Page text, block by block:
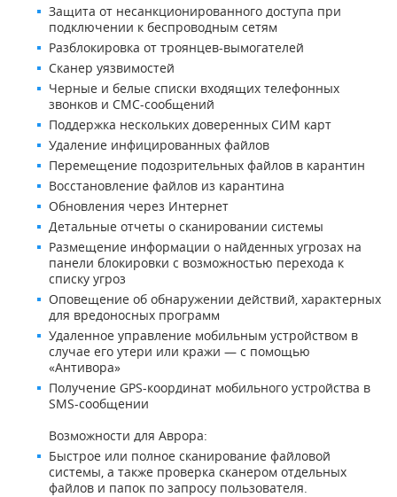
Защита от несанкционированного доступа при
подключении к беспроводным сетям
Разблокировка от троянцев-вымогателей
Сканер уязвимостей
Черные и белые списки входящих телефонных
звонков и СМС-сообщений
Поддержка нескольких доверенных СИМ карт
Удаление инфицированных файлов
Перемещение подозрительных файлов в карантин
Восстановление файлов из карантина
Обновления через Интернет
Детальные отчеты о сканировании системы
Размещение информации о найденных угрозах на
панели блокировки с возможностью перехода к
списку угроз
Оповещение об обнаружении действий, характерных
для вредоносных программ
Удаленное управление мобильным устройством в
случае его утери или кражи — с помощью
«Антивора»
Получение GPS-координат мобильного устройства в
SMS-сообщении
Возможности для Аврора:
Быстрое или полное сканирование файловой
системы, а также проверка сканером отдельных
файлов и папок по запросу пользователя.